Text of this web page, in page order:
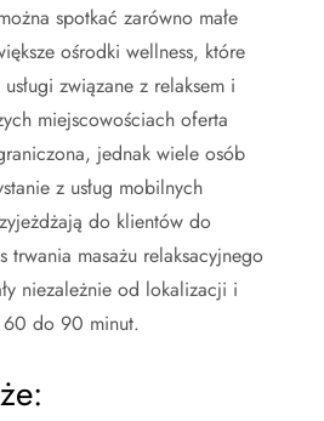
spotkać zarówno małe
ośrodki wellness, które
związane z relaksem i
miejscowościach oferta
jednak wiele osób
z usług mobilnych
do klientów do
masażu relaksacyjnego
niezależnie od lokalizacji i
60 do 90 minut.